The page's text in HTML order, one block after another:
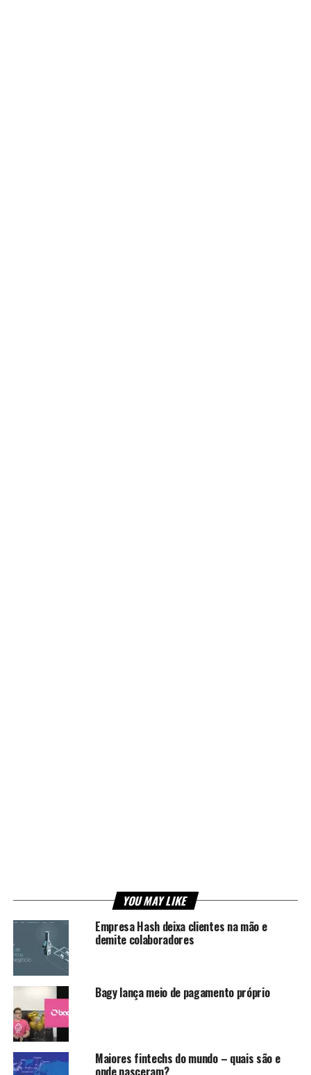
YOU MAY LIKE
Empresa Hash deixa clientes na mão e
demite colaboradores
Bagy lança meio de pagamento próprio
Maiores fintechs do mundo – quais são e